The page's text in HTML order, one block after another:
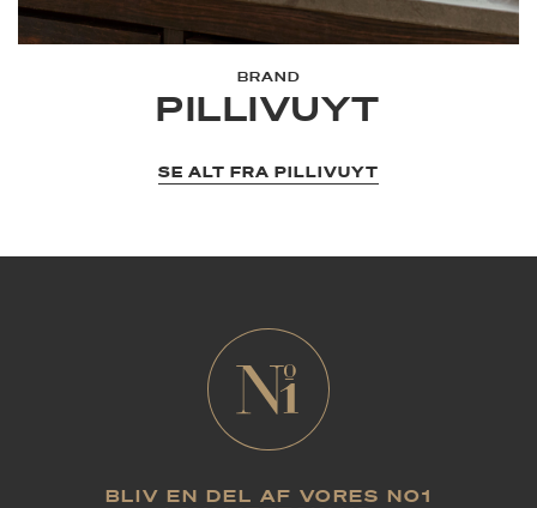
BRAND
PILLIVUYT
SE ALT FRA PILLIVUYT
BLIV EN DEL AF VORES NO1